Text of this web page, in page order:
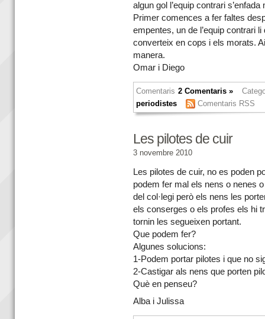
algun gol l’equip contrari
Primer comences a fer faltes
empentes, un de l’equip contrari
converteix en cops i els morats.
manera.
Omar i Diego
Comentaris 2 Comentaris »
periodistes
Comentaris RSS
Les pilotes de cuir
3 novembre 2010
Les pilotes de cuir, no es poden
podem fer mal els nens o nenes
del col·legi però els nens les
els conserges o els profes els hi
tornin les segueixen portant.
Que podem fer?
Algunes solucions:
1-Podem portar pilotes i que no
2-Castigar als nens que porten
Què en penseu?
Alba i Julissa